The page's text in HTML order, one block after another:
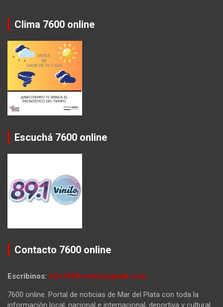
Clima 7600 online
Escuchá 7600 online
Contacto 7600 online
Escribinos: info7600online@gmail.com
7600 online. Portal de noticias de Mar del Plata con toda la
información local, nacional e internacional, deportiva y cultural.